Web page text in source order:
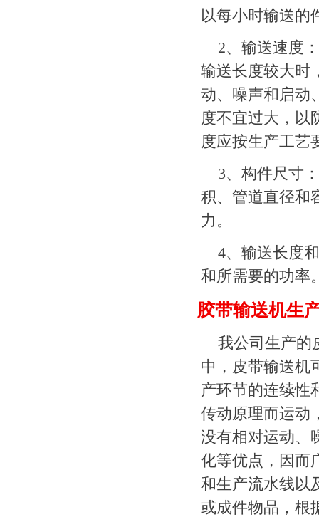
以每小时输送的
2、输送速度
输送长度较大时
动、噪声和启动
度不宜过大，以
度应按生产工艺
3、构件尺寸
积、管道直径和
力。
4、输送长度
和所需要的功率
胶带输送机生
我公司生产的
中，皮带输送机
产环节的连续性
传动原理而运动
没有相对运动、
化等优点，因而
和生产流水线以
或成件物品，根